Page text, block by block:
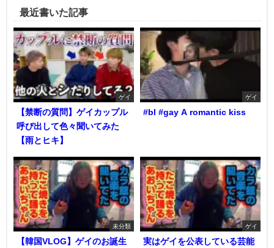
最近書いた記事
ゲイ
【禁断の質問】ゲイカップル
呼び出して色々聞いてみた
【雨とヒキ】
ゲイ
#bl #gay A romantic kiss
未分類
【韓国VLOG】ゲイのお誕生
ゲイ
実はゲイを公表している芸能